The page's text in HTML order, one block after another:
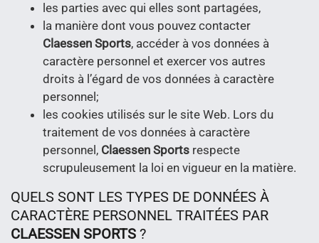
les parties avec qui elles sont partagées,
la manière dont vous pouvez contacter
Claessen Sports, accéder à vos données à
caractère personnel et exercer vos autres
droits à l’égard de vos données à caractère
personnel;
les cookies utilisés sur le site Web. Lors du
traitement de vos données à caractère
personnel, Claessen Sports respecte
scrupuleusement la loi en vigueur en la matière.
QUELS SONT LES TYPES DE DONNÉES À
CARACTÈRE PERSONNEL TRAITÉES PAR
CLAESSEN SPORTS ?